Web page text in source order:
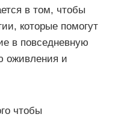
в том, чтобы
которые помогут
в повседневную
оживления и
чтобы